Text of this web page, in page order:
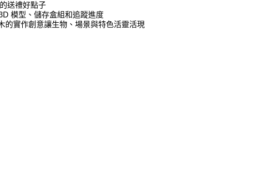
送禮好點子
模型、儲存盒組和追蹤進度
的實作創意讓生物、場景與特色活靈活現